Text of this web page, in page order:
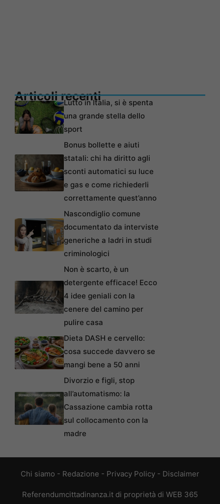
Articoli recentiLutto in Italia, si è spenta
una grande stella dello
sport
Bonus bollette e aiuti
statali: chi ha diritto agli
sconti automatici su luce
e gas e come richiederli
correttamente quest’anno
Nascondiglio comune
documentato da interviste
generiche a ladri in studi
criminologici
Non è scarto, è un
detergente efficace! Ecco
4 idee geniali con la
cenere del camino per
pulire casa
Dieta DASH e cervello:
cosa succede davvero se
mangi bene a 50 anni
Divorzio e figli, stop
all’automatismo: la
Cassazione cambia rotta
sul collocamento con la
madre
Chi siamo - Redazione - Privacy Policy - Disclaimer
Referendumcittadinanza.it di proprietà di WEB 365